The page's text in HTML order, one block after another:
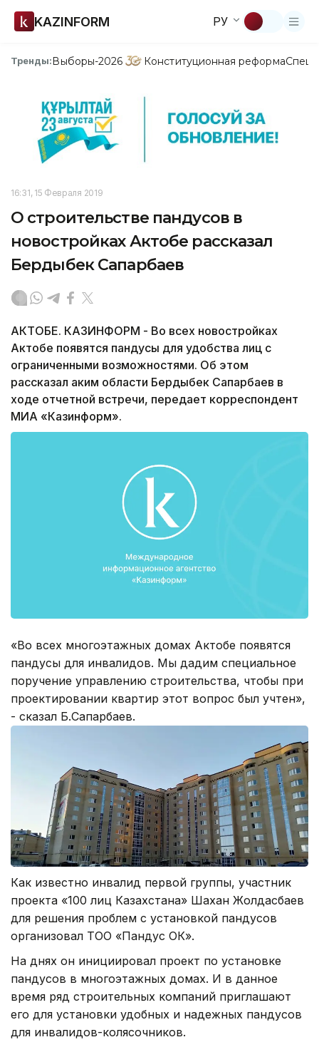
KAZINFORM РУ
Тренды:Выборы-2026 Конституционная реформа
16:31, 15 Февраля 2019
О строительстве пандусов в
новостройках Актобе рассказал
Бердыбек Сапарбаев
АКТОБЕ. КАЗИНФОРМ - Во всех новостройках
Актобе появятся пандусы для удобства лиц с
ограниченными возможностями. Об этом
рассказал аким области Бердыбек Сапарбаев в
ходе отчетной встречи, передает корреспондент
МИА «Казинформ».
«Во всех многоэтажных домах Актобе появятся
пандусы для инвалидов. Мы дадим специальное
поручение управлению строительства, чтобы при
проектировании квартир этот вопрос был учтен»,
- сказал Б.Сапарбаев.
Как известно инвалид первой группы, участник
проекта «100 лиц Казахстана» Шахан Жолдасбаев
для решения проблем с установкой пандусов
организовал ТОО «Пандус ОК».
На днях он инициировал проект по установке
пандусов в многоэтажных домах. И в данное
время ряд строительных компаний приглашают
его для установки удобных и надежных пандусов
для инвалидов-колясочников.